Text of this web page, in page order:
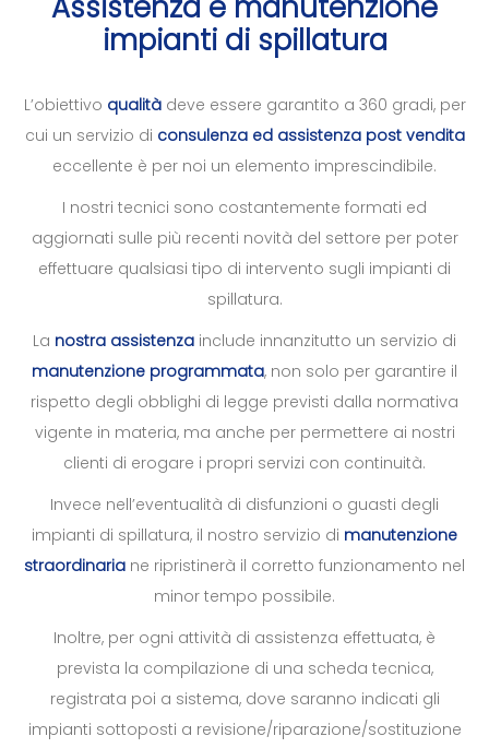
impianti di spillatura
L’obiettivo qualitàdeve essere garantito a 360 gradi, per
cui un servizio di consulenza ed assistenza post vendita
eccellente è per noi un elemento imprescindibile.
I nostri tecnici sono costantemente formati ed
aggiornati sulle più recenti novità del settore per poter
effettuare qualsiasi tipo di intervento sugli impianti di
spillatura.
La nostra assistenza include innanzitutto un servizio di
manutenzione programmata, non solo per garantire il
rispetto degli obblighi di legge previsti dalla normativa
vigente in materia, ma anche per permettere ai nostri
clienti di erogare i propri servizi con continuità.
Invece nell’eventualità di disfunzioni o guasti degli
impianti di spillatura, il nostro servizio di manutenzione
straordinaria ne ripristinerà il corretto funzionamento nel
minor tempo possibile.
Inoltre, per ogni attività di assistenza effettuata, è
prevista la compilazione di una scheda tecnica,
registrata poi a sistema, dove saranno indicati gli
impianti sottoposti a revisione/riparazione/sostituzione